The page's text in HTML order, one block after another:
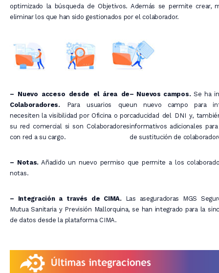
optimizado la búsqueda de Objetivos. Además se permite crear,
eliminar los que han sido gestionados por el colaborador.
– Nuevo acceso desde el área de
Colaboradores.Para usuarios que
necesiten la visibilidad por Oficina o por
su red comercial si son Colaboradores
con red a su cargo.
– Nuevos campos.Se ha
un nuevo campo para
caducidad del DNI y,
informativos adicionales
de sustitución de
– Notas. Añadido un nuevo permiso que permite a los
notas.
– Integración a través de CIMA.Las aseguradoras MGS
Mutua Sanitaria y Previsión Mallorquina, se han integrado para la
de datos desde la plataforma CIMA.